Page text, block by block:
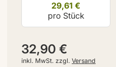
32,90 €
inkl. MwSt. zzgl. Versand
29,61 €
pro Stück